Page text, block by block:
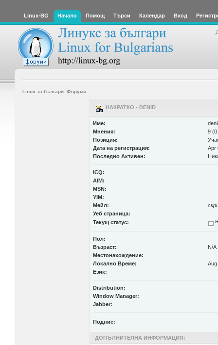
Linux-BG Начало Помощ Търси Календар Вход
Linux за българи: Форуми
НАКРАТКО - DENID
Име:
Мнения:
9
Позиция:
Дата на регистрация:
Apr
Последно Активен:
ICQ:
AIM:
MSN:
YIM:
Мейл:
Уеб страница:
Текущ статус:
Пол:
Възраст:
N/A
Местонахождение:
Локално Време:
Aug
Език:
Distribution:
Window Manager:
Jabber:
Подпис:
ДОПЪЛНИТЕЛНА ИНФОРМАЦИЯ: